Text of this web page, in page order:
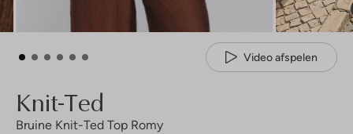
Video afspelen
Knit-Ted
Bruine Knit-Ted Top Romy